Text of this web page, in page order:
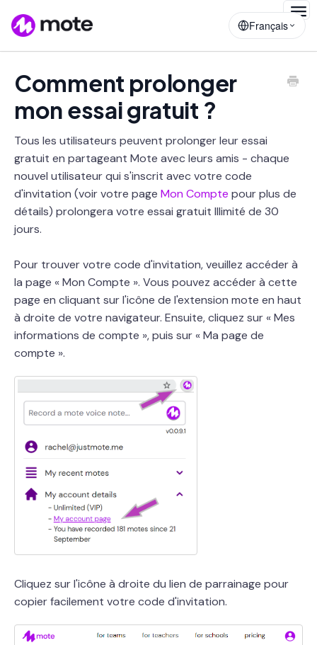
Français
Comment prolonger
mon essai gratuit ?
Tous les utilisateurs peuvent prolonger leur essai
gratuit en partageant Mote avec leurs amis - chaque
nouvel utilisateur qui s'inscrit avec votre code
d'invitation (voir votre page Mon Compte pour plus de
détails) prolongera votre essai gratuit Illimité de 30
jours.
Pour trouver votre code d'invitation, veuillez accéder à
la page « Mon Compte ». Vous pouvez accéder à cette
page en cliquant sur l'icône de l'extension mote en haut
à droite de votre navigateur. Ensuite, cliquez sur « Mes
informations de compte », puis sur « Ma page de
compte ».
Cliquez sur l'icône à droite du lien de parrainage pour
copier facilement votre code d'invitation.